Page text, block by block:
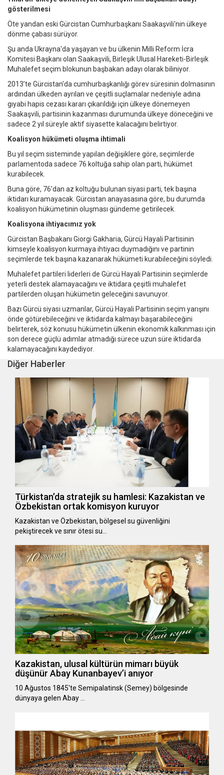
gösterilmesi
Öte yandan eski Gürcistan Cumhurbaşkanı Saakaşvili'nin ülkeye
dönme çabası sürüyor.
Şu anda Ukrayna'da yaşayan ve bu ülkenin Milli Reform İcra
Komitesi Başkanı olan Saakaşvili, Birleşik Ulusal Hareketi-Birleşik
Muhalefet seçim blokunun başbakan adayı olarak biliniyor.
2013’te Gürcistan'da cumhurbaşkanlığı görev süresinin dolmasının
ardından ülkeden ayrılan ve çeşitli suçlamalar nedeniyle adına
gıyabi hapis cezası kararı çıkarıldığı için ülkeye dönemeyen
Saakaşvili, partisinin kazanması durumunda ülkeye döneceğini ve
sadece 2 yıl süreyle aktif siyasette kalacağını belirtiyor.
Koalisyon hükümeti oluşma ihtimali
Bu yıl seçim sisteminde yapılan değişiklere göre, seçimlerde
parlamentoda sadece 76 koltuğa sahip olan parti, hükümet
kurabilecek.
Buna göre, 76'dan az koltuğu bulunan siyasi parti, tek başına
iktidarı kuramayacak. Gürcistan anayasasına göre, bu durumda
koalisyon hükümetinin oluşması gündeme getirilecek.
Koalisyona ihtiyacımız yok
Gürcistan Başbakanı Giorgi Gakharia, Gürcü Hayali Partisinin
kimseyle koalisyon kurmaya ihtiyacı duymadığını ve partinin
seçimlerde tek başına kazanarak hükümeti kurabileceğini söyledi.
Muhalefet partileri liderleri de Gürcü Hayali Partisinin seçimlerde
yeterli destek alamayacağını ve iktidara çeşitli muhalefet
partilerden oluşan hükümetin geleceğini savunuyor.
Bazı Gürcü siyasi uzmanlar, Gürcü Hayali Partisinin seçim yarışını
önde götürebileceğini ve iktidarda kalmayı başarabileceğini
belirterek, söz konusu hükümetin ülkenin ekonomik kalkınması için
son derece güçlü adımlar atmadığı sürece uzun süre iktidarda
kalamayacağını kaydediyor.
Diğer Haberler
Türkistan’da stratejik su hamlesi: Kazakistan ve
Özbekistan ortak komisyon kuruyor
Kazakistan ve Özbekistan, bölgesel su güvenliğini
pekiştirecek ve sınır ötesi su…
Kazakistan, ulusal kültürün mimarı büyük
düşünür Abay Kunanbayev’i anıyor
10 Ağustos 1845'te Semipalatinsk (Semey) bölgesinde
dünyaya gelen Abay …